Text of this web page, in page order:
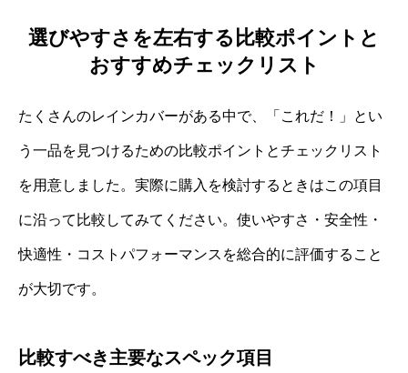
選びやすさを左右する比較ポイントと
おすすめチェックリスト
たくさんのレインカバーがある中で、「これだ！」とい
う一品を見つけるための比較ポイントとチェックリスト
を用意しました。実際に購入を検討するときはこの項目
に沿って比較してみてください。使いやすさ・安全性・
快適性・コストパフォーマンスを総合的に評価すること
が大切です。
比較すべき主要なスペック項目